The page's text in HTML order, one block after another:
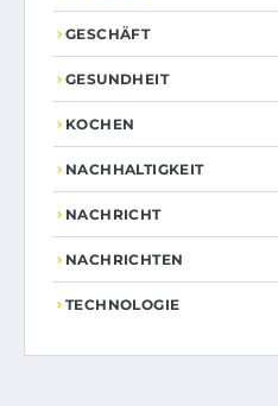
GESCHÄFT
GESUNDHEIT
KOCHEN
NACHHALTIGKEIT
NACHRICHT
NACHRICHTEN
TECHNOLOGIE